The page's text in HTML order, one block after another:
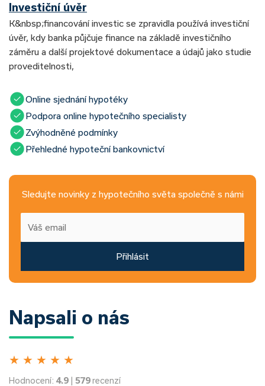
Investiční úvěr
K&nbsp;financování investic se zpravidla používá investiční
úvěr, kdy banka půjčuje finance na základě investičního
záměru a další projektové dokumentace a údajů jako studie
proveditelnosti,
Online sjednání hypotéky
Podpora online hypotečního specialisty
Zvýhodněné podmínky
Přehledné hypoteční bankovnictví
Sledujte novinky z hypotečního světa společně s námi
Přihlásit
Napsali o nás
★ ★ ★ ★ ★
Hodnocení: 4.9 | 579recenzí